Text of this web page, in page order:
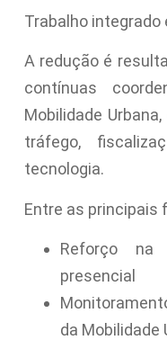
Trabalho integrado
A redução é
contínuas
Mobilidade
tráfego,
tecnologia.
Entre as principais
Reforço na
presencial
da Mobilidade